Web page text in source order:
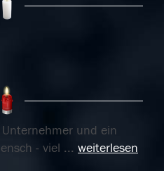
und ein
- viel ... weiterlesen